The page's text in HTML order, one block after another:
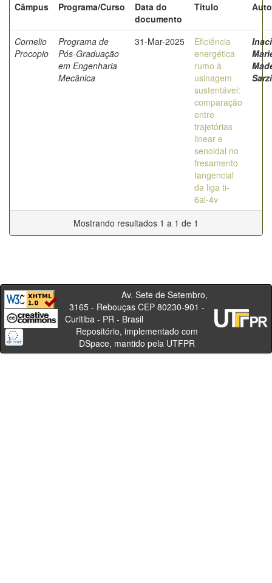
Câmpus
Programa/Curso
Data do
documento
Título
Cornelio
Procopio
Programa de
Pós-Graduação
em Engenharia
Mecânica
31-Mar-2025
Eficiência
energética
rumo à
usinagem
sustentável:
comparação
entre
trajetórias
linear e
senoidal no
fresamento
tangencial
da liga ti-
6al-4v
Sarzi
Mostrando resultados 1 a 1 de 1
Av. Sete de Setembro,
3165 - Rebouças CEP 80230-901 -
Curitiba - PR - Brasil
Repositório, implementado com
DSpace, mantido pela UTFPR